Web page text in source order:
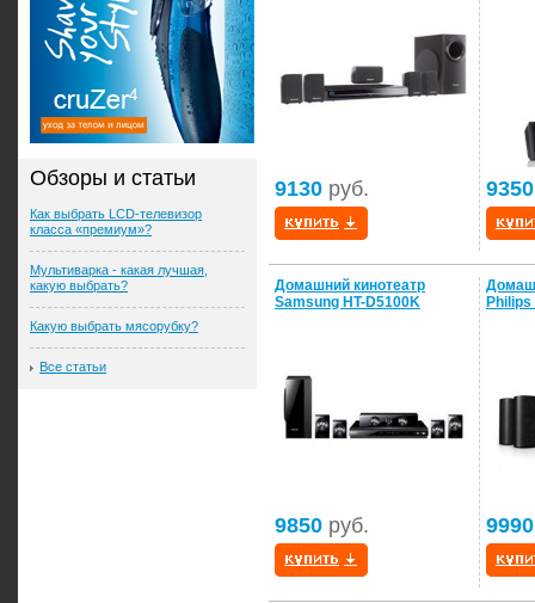
9130 руб. 9350
Домашний кинотеатр
Samsung HT-D5100K
9850 руб.
Philips
9990
Обзоры и статьи
Как выбрать LCD-телевизор
класса «премиум»?
Мультиварка - какая лучшая,
какую выбрать?
Какую выбрать мясорубку?
Все статьи